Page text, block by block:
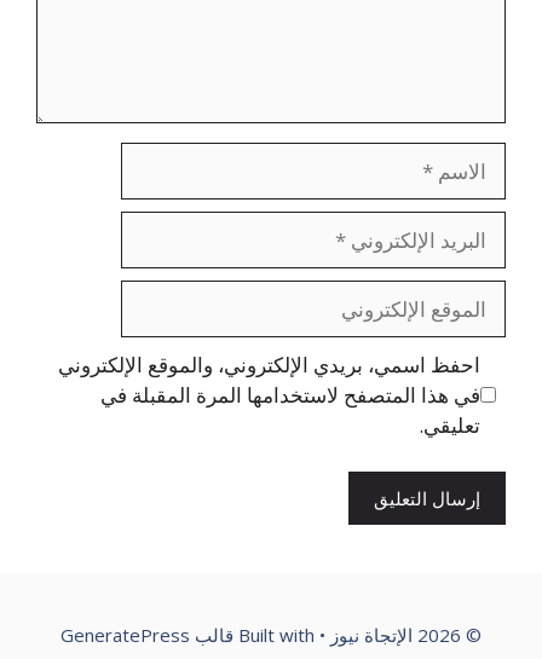
الاسم
البريد
الإلكتروني
الموقع
الإلكتروني
احفظ اسمي، بريدي الإلكتروني، والموقع الإلكتروني
في هذا المتصفح لاستخدامها المرة المقبلة في
تعليقي.
© 2026 الإتجاة نيوز • Built with قالب GeneratePress